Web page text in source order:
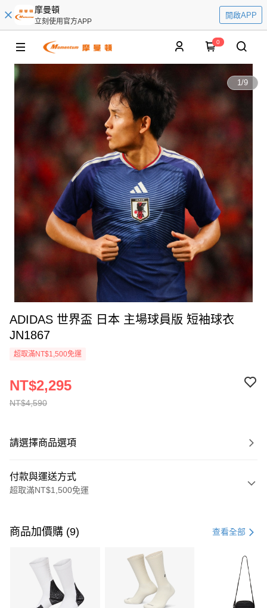
摩曼頓
立刻使用官方APP
開啟APP
0
1/9
ADIDAS 世界盃 日本 主場球員版 短袖球衣
JN1867
超取滿NT$1,500免運
NT$4,590
NT$2,295
請選擇商品選項
付款與運送方式
超取滿NT$1,500免運
信用卡一次付款
3 期 0 利率 每期 21家銀行
合作金庫商業銀行
第一商業銀行
華南商業銀行
彰化商業銀行
商品加價購 (9) 查看全部